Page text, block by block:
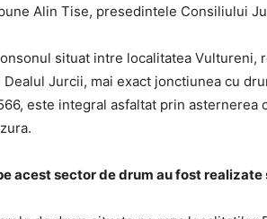
Alin Tise, presedintele Consiliului
situat intre localitatea Vultureni,
Dealul Jurcii, mai exact jonctiunea cu
este integral asfaltat prin
acest sector de drum au fost